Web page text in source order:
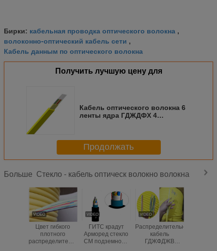
Бирки: кабельная проводка оптического волокна ,
волоконно-оптический кабель сети ,
Кабель данным по оптического волокна
Получить лучшую цену для
Кабель оптического волокна 6
ленты ядра ГДЖДФХ 4
членом прочности
Продолжать
Больше Стекло - кабель оптическ волокно волокна
Цвет гибкого
плотного
распределительного
ГИТС крадут
Арморед стекло
СМ подземное -
Распределительный
кабель
ГДЖФДЖВ